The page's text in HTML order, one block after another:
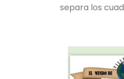
separa los